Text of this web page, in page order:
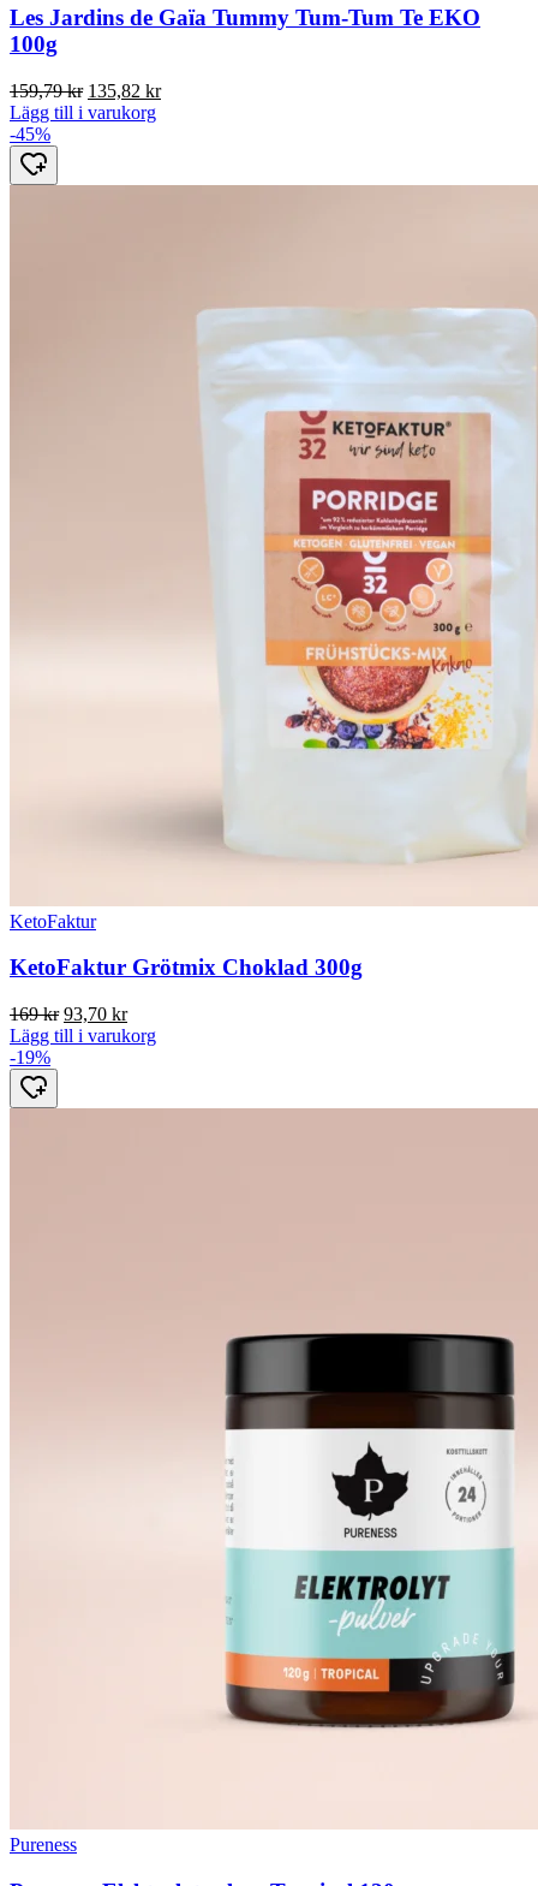
Les Jardins de Gaïa Tummy Tum-Tum Te EKO
100g
159,79kr Det
ursprungliga
135,82 krDet
Lägg till i varukorg
-45%
KetoFaktur
KetoFaktur Grötmix Choklad 300g
169kr Det
ursprungliga
93,70 krDet
nuvarande
Lägg till i varukorg
-19%
Pureness